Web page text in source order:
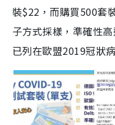
裝$22，而購買500套
子方式採樣，準確性
已列在歐盟2019冠狀